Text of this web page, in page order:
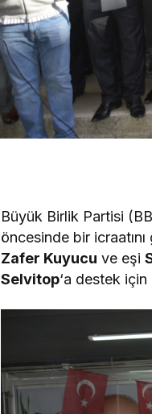
Büyük Birlik Partisi
öncesinde bir
Zafer Kuyucu ve eşi
Selvitop‘a destek için